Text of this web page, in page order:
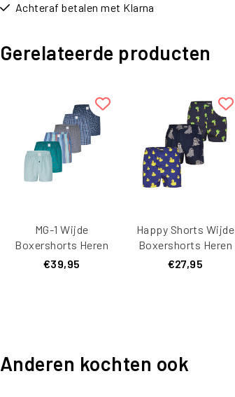
Achteraf betalen met Klarna
Gerelateerde producten
MG-1 Wijde
Boxershorts Heren
6-Pack Multipack
€39,95
Happy Shorts Wijde
Boxershorts Heren
Met Print 3-Pack
€27,95
Anderen kochten ook